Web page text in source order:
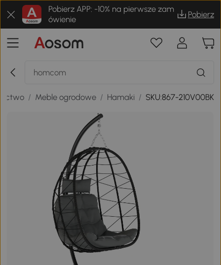
Pobierz APP: -10% na pierwsze zam
ówienie
Pobierz
/ Meble ogrodowe / Hamaki / SKU:867-210V00BK